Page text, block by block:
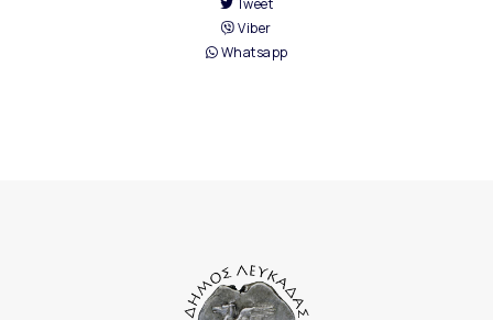
Tweet
Viber
Whatsapp